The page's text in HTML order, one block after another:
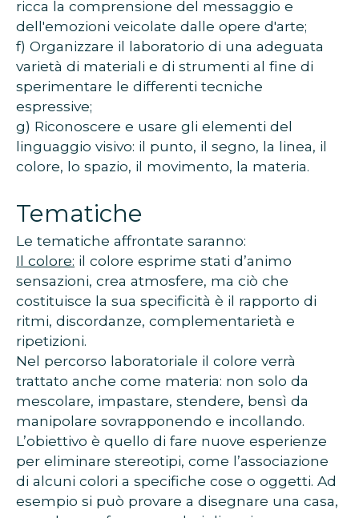
ricca la comprensione del messaggio e
dell'emozioni veicolate dalle opere d'arte;
f) Organizzare il laboratorio di una adeguata
varietà di materiali e di strumenti al fine di
sperimentare le differenti tecniche
espressive;
g) Riconoscere e usare gli elementi del
linguaggio visivo: il punto, il segno, la linea, il
colore, lo spazio, il movimento, la materia.
Tematiche
Le tematiche affrontate saranno:
Il colore: il colore esprime stati d’animo
sensazioni, crea atmosfere, ma ciò che
costituisce la sua specificità è il rapporto di
ritmi, discordanze, complementarietà e
ripetizioni.
Nel percorso laboratoriale il colore verrà
trattato anche come materia: non solo da
mescolare, impastare, stendere, bensì da
manipolare sovrapponendo e incollando.
L’obiettivo è quello di fare nuove esperienze
per eliminare stereotipi, come l’associazione
di alcuni colori a specifiche cose o oggetti. Ad
esempio si può provare a disegnare una casa,